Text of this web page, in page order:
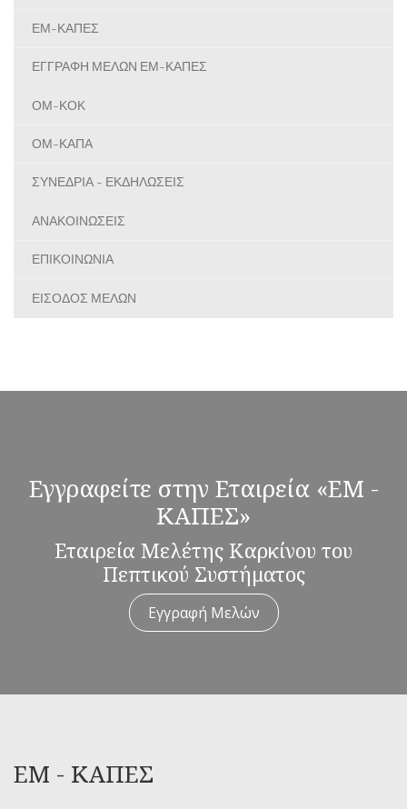
ΕΜ-ΚΑΠΕΣ
ΕΓΓΡΑΦΗ ΜΕΛΩΝ ΕΜ-ΚΑΠΕΣ
ΟΜ-ΚΟΚ
ΟΜ-ΚΑΠΑ
ΣΥΝΕΔΡΙΑ - ΕΚΔΗΛΩΣΕΙΣ
ΑΝΑΚΟΙΝΩΣΕΙΣ
ΕΠΙΚΟΙΝΩΝΙΑ
ΕΙΣΟΔΟΣ ΜΕΛΩΝ
Εγγραφείτε στην Εταιρεία «ΕΜ -
ΚΑΠΕΣ»
Εταιρεία Μελέτης Καρκίνου του
Πεπτικού Συστήματος
Εγγραφή Μελών
ΕΜ - ΚΑΠΕΣ